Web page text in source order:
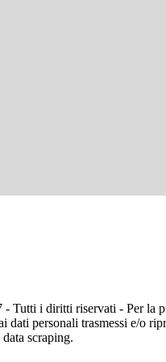
Tutti i diritti riservati - Per la
dati personali trasmessi e/o
scraping.